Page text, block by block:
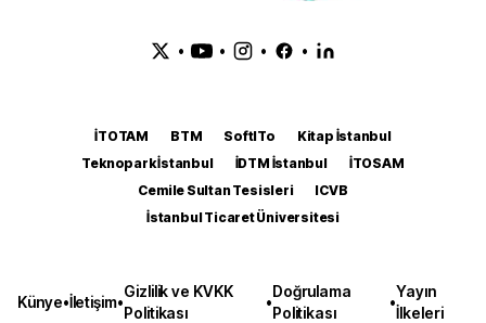
• • • •
İTOTAM BTM SoftITo
Kitap İstanbul
Teknopark İstanbul
İDTM İstanbul
İTOSAM
Cemile Sultan Tesisleri
ICVB
İstanbul Ticaret Üniversitesi
Künye•İletişim•
Gizlilik ve KVKK
Politikası
•
Doğrulama
Politikası
•
Yayın
İlkeleri